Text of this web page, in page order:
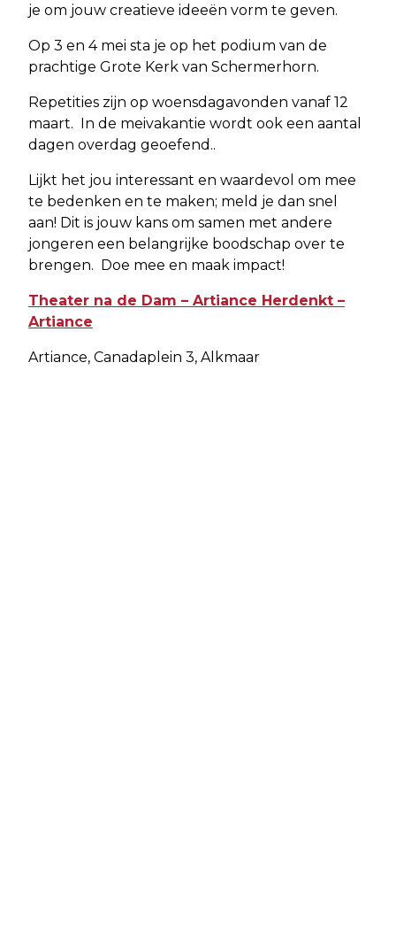
je om jouw creatieve ideeën vorm te geven.
Op 3 en 4 mei sta je op het podium van de
prachtige Grote Kerk van Schermerhorn.
Repetities zijn op woensdagavonden vanaf 12
maart. In de meivakantie wordt ook een aantal
dagen overdag geoefend..
Lijkt het jou interessant en waardevol om mee
te bedenken en te maken; meld je dan snel
aan! Dit is jouw kans om samen met andere
jongeren een belangrijke boodschap over te
brengen. Doe mee en maak impact!
Theater na de Dam – Artiance Herdenkt –
Artiance
Artiance, Canadaplein 3, Alkmaar